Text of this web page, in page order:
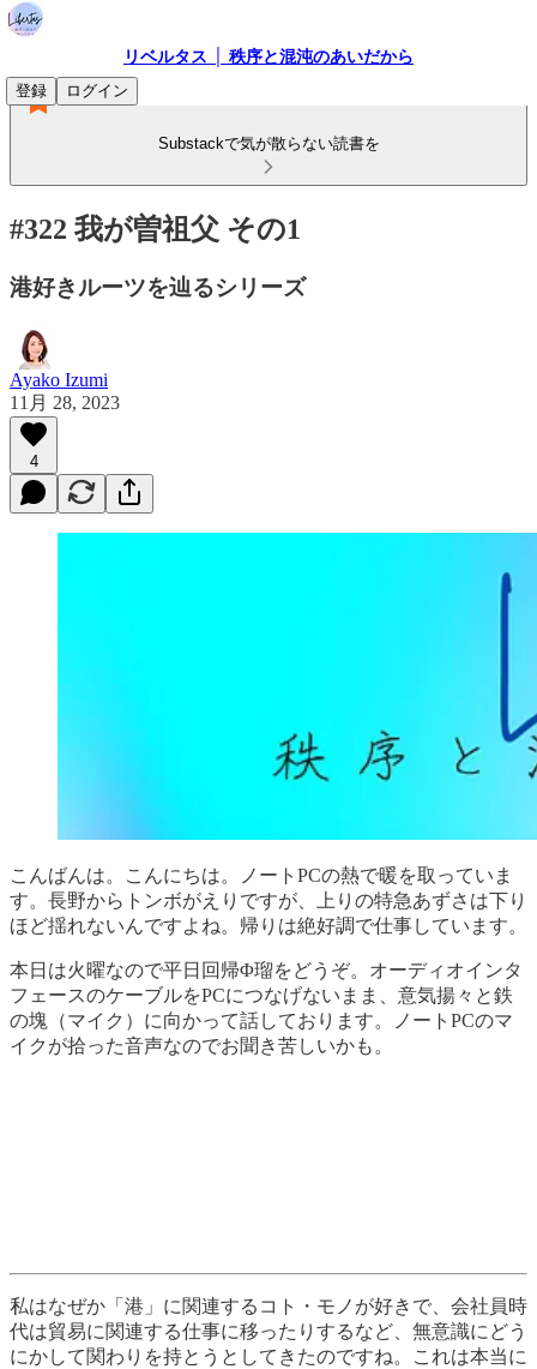
リベルタス │ 秩序と混沌のあいだから
登録
ログイン
Substackで気が散らない読書を
#322 我が曽祖父 その1
港好きルーツを辿るシリーズ
Ayako Izumi
11月 28, 2023
4
こんばんは。こんにちは。ノートPCの熱で暖を取っていま
す。長野からトンボがえりですが、上りの特急あずさは下り
ほど揺れないんですよね。帰りは絶好調で仕事しています。
本日は火曜なので平日回帰Φ瑠をどうぞ。オーディオインタ
フェースのケーブルをPCにつなげないまま、意気揚々と鉄
の塊（マイク）に向かって話しております。ノートPCのマ
イクが拾った音声なのでお聞き苦しいかも。
私はなぜか「港」に関連するコト・モノが好きで、会社員時
代は貿易に関連する仕事に移ったりするなど、無意識にどう
にかして関わりを持とうとしてきたのですね。これは本当に